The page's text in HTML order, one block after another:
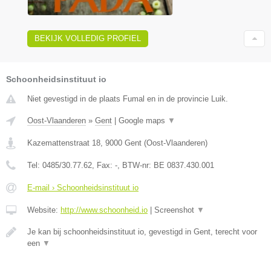
BEKIJK VOLLEDIG PROFIEL
Schoonheidsinstituut io
Niet gevestigd in de plaats Fumal en in de provincie Luik.
Oost-Vlaanderen » Gent Google maps ▼
Kazemattenstraat 18 9000 Gent (Oost-Vlaanderen)
Tel: 0485/30.77.62 , Fax: - , BTW-nr: BE 0837.430.001
E-mail › Schoonheidsinstituut io
Website: http://www.schoonheid.io Screenshot ▼
Je kan bij schoonheidsinstituut io, gevestigd in Gent, terecht voor
een ▼